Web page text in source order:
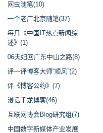
网虫随笔(10)
一个老广北京随笔(37)
每月《中国IT热点新闻综
述》(1)
06夫妇回广东中山之路(8)
评一评博客大师“顺风”(2)
评《博客公约》(7)
漫话千龙博客(46)
互联网协会Blog研究组(7)
中国数字新媒体产业发展